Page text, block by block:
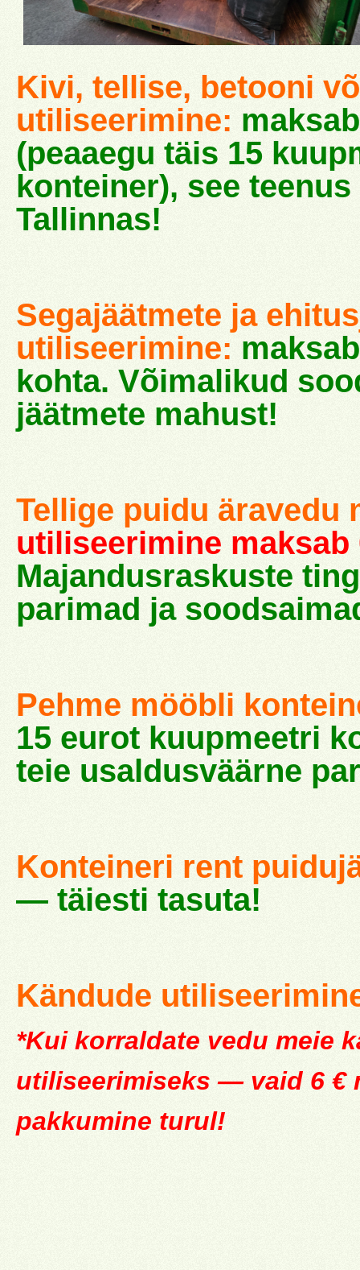
Kivi, tellise, betooni
utiliseerimine:
(peaaegu täis 15
konteiner), see
Tallinnas!
Segajäätmete ja
utiliseerimine:
kohta. Võimalikud
jäätmete mahust!
Tellige puidu äravedu
utiliseerimine maksab
Majandusraskuste
parimad ja
Pehme mööbli
15 eurot kuupmeetri
teie usaldusväärne
Konteineri rent
— täiesti tasuta!
Kändude
*Kui korraldate vedu meie
utiliseerimiseks — vaid 6 €
pakkumine turul!